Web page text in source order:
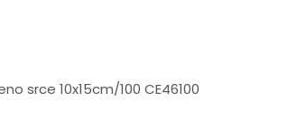
srce 10x15cm/100 CE46100